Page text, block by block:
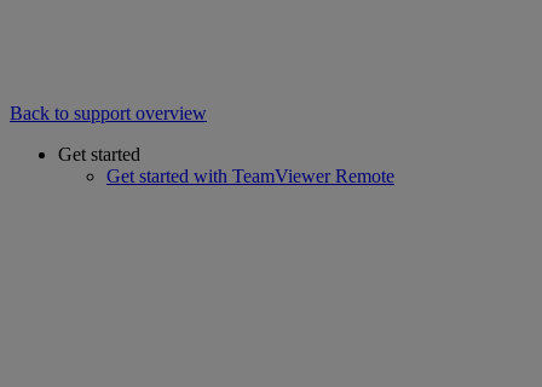
Back to support overview
Get started
Get started with TeamViewer Remote